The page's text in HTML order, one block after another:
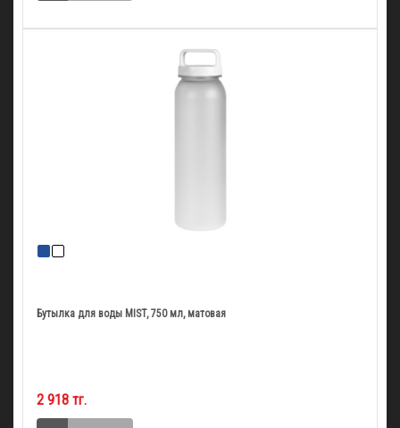
Бутылка для воды MIST, 750 мл, матовая
2 918 тг.